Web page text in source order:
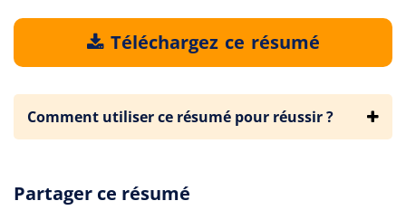
Téléchargez ce résumé
Comment utiliser ce résumé pour réussir ?
Partager ce résumé